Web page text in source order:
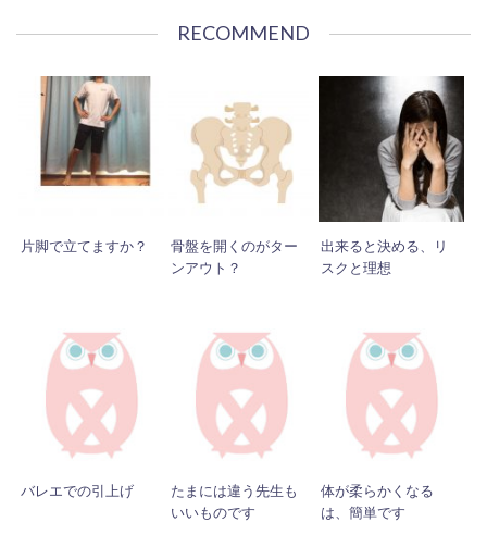
RECOMMEND
片脚で立てますか？
骨盤を開くのがター
ンアウト？
出来ると決める、リ
スクと理想
バレエでの引上げ
たまには違う先生も
いいものです
体が柔らかくなる
は、簡単です